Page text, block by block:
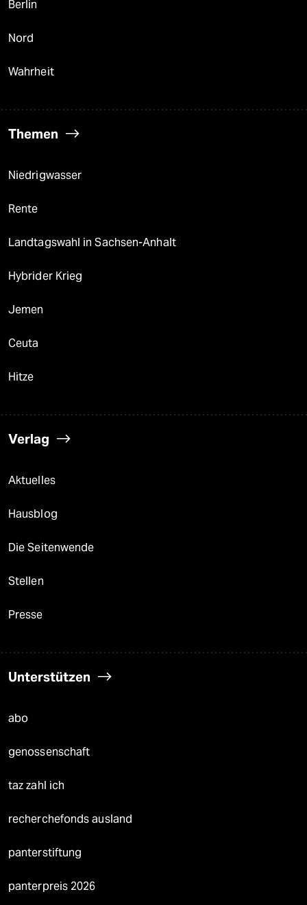
Berlin
Nord
Wahrheit
Themen
Niedrigwasser
Rente
Landtagswahl in Sachsen-Anhalt
Hybrider Krieg
Jemen
Ceuta
Hitze
Verlag
Aktuelles
Hausblog
Die Seitenwende
Stellen
Presse
Unterstützen
abo
genossenschaft
taz zahl ich
recherchefonds ausland
panterstiftung
panterpreis 2026